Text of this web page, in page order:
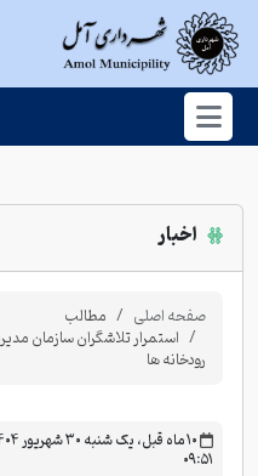
اخبار
صفحه اصلی مطالب
استمرار تلاشگران سازمان
رودخانه ها
۰۹:۵۱